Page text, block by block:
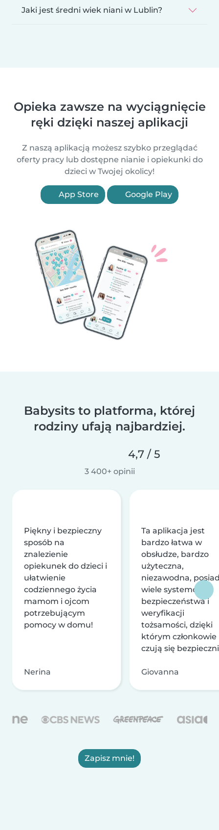
Jaki jest średni wiek niani w Lublin?
Opieka zawsze na wyciągnięcie
ręki dzięki naszej aplikacji
Z naszą aplikacją możesz szybko przeglądać
oferty pracy lub dostępne nianie i opiekunki do
dzieci w Twojej okolicy!
App Store Google Play
Babysits to platforma, której
rodziny ufają najbardziej.
4,7 / 5
3 400+ opinii
Piękny i bezpieczny
sposób na
znalezienie
opiekunek do dzieci i
ułatwienie
codziennego życia
mamom i ojcom
potrzebującym
pomocy w domu!
Nerina
Ta aplikacja jest
bardzo łatwa w
obsłudze, bardzo
użyteczna,
niezawodna,
wiele systemów
bezpieczeństwa i
weryfikacji
tożsamości, dzięki
którym członkowie
czują się
Giovanna
Zapisz mnie!